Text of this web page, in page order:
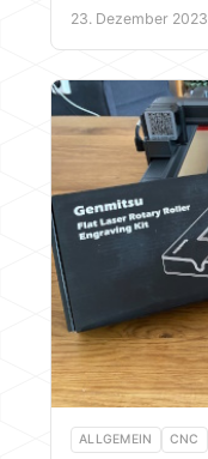
23. Dezember 2023
ALLGEMEIN CNC